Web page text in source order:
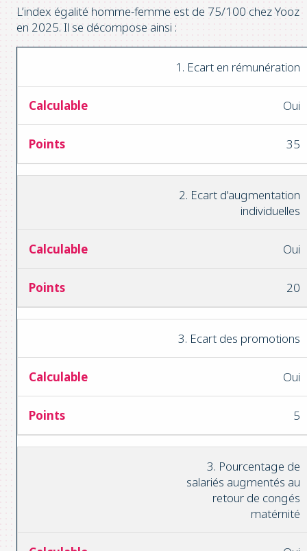
L’index égalité homme-femme est de 75/100 chez Yooz
en 2025. Il se décompose ainsi :
1. Ecart en rémunération
Oui
35
2. Ecart d'augmentation
individuelles
Oui
20
3. Ecart des promotions
Oui
5
3. Pourcentage de
salariés augmentés au
retour de congés
matérnité